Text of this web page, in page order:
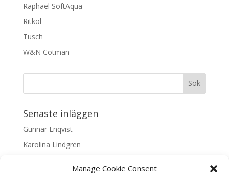
Manage Cookie Consent
Raphael SoftAqua
Ritkol
Tusch
W&N Cotman
Senaste inläggen
Gunnar Enqvist
Karolina Lindgren